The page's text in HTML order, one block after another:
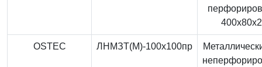
OSTEC ЛНМЗТ(М)-100x100пр